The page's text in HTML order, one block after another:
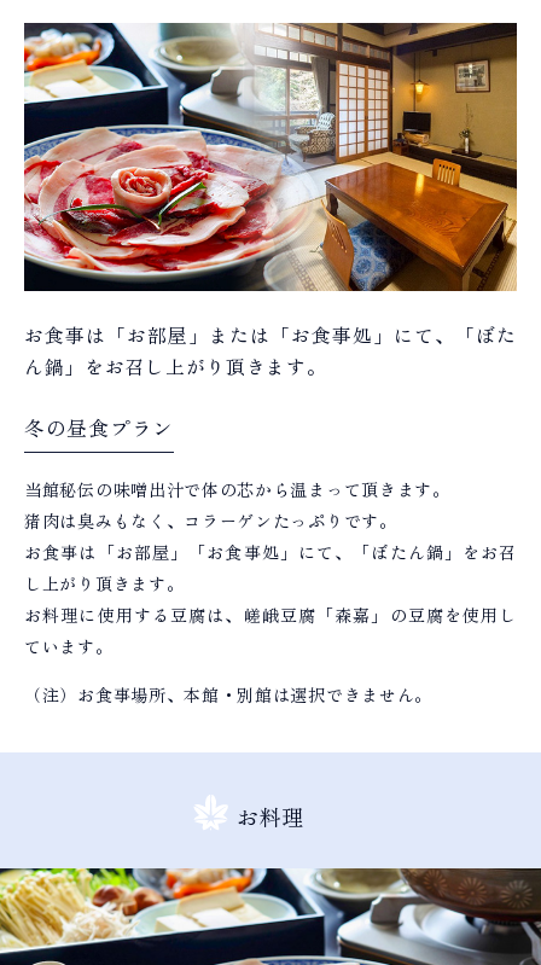
お食事は「お部屋」または「お食事処」にて、「ぼた
ん鍋」をお召し上がり頂きます。
冬の昼食プラン
当館秘伝の味噌出汁で体の芯から温まって頂きます。
​猪肉は臭みもなく、コラーゲンたっぷりです。
お食事は「お部屋」「お食事処」にて、「ぼたん鍋」をお召
し上がり頂きます。
お料理に使用する豆腐は、嵯峨豆腐「森嘉」の豆腐を使用し
ています。
（注）お食事場所、本館・別館は選択できません。
お料理